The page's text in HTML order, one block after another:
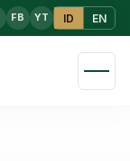
FB YT ID EN